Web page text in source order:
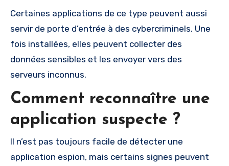
Certaines applications de ce type peuvent aussi
servir de porte d’entrée à des cybercriminels. Une
fois installées, elles peuvent collecter des
données sensibles et les envoyer vers des
serveurs inconnus.
Comment reconnaître une
application suspecte ?
Il n’est pas toujours facile de détecter une
application espion, mais certains signes peuvent